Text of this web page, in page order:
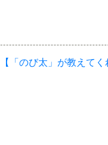
【「のび太」が教えてく